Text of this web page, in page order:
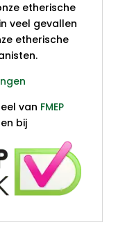
etherische
veel gevallen
etherische
van FMEP
bij